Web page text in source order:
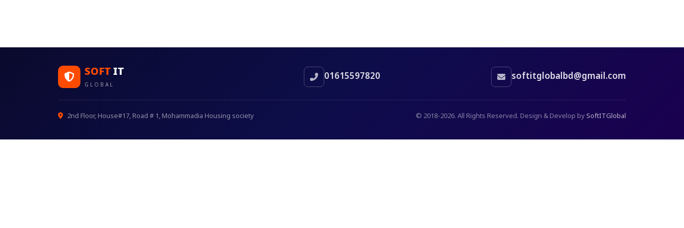
SOFT IT
GLOBAL
01615597820 softitglobalbd@gmail.com
2nd Floor, House#17, Road # 1, Mohammadia Housing society © 2018-2026. All Rights Reserved. Design & Develop bySoftITGlobal